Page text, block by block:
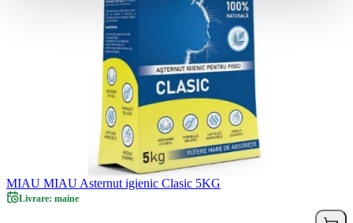
MIAU MIAU Asternut igienic Clasic 5KG
Livrare: maine